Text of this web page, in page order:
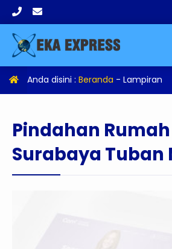
Anda disini : Beranda - Lampiran
Pindahan Rumah
Surabaya Tuban